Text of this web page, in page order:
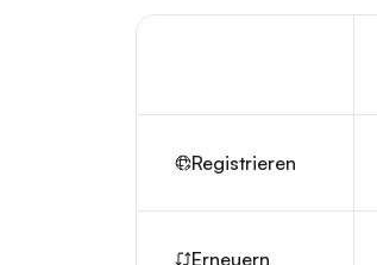
Registrieren
Erneuern